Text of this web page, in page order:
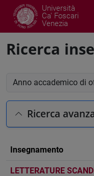
Università
Ca' Foscari
Venezia
Ricerca
Anno accademico di
Ricerca
Insegnamento
LETTERATURE